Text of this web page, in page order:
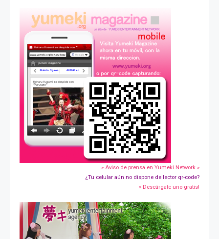
» Aviso de prensa en Yumeki Network »
¿Tu celular aún no dispone de lector qr-code?
» Descárgate uno gratis!